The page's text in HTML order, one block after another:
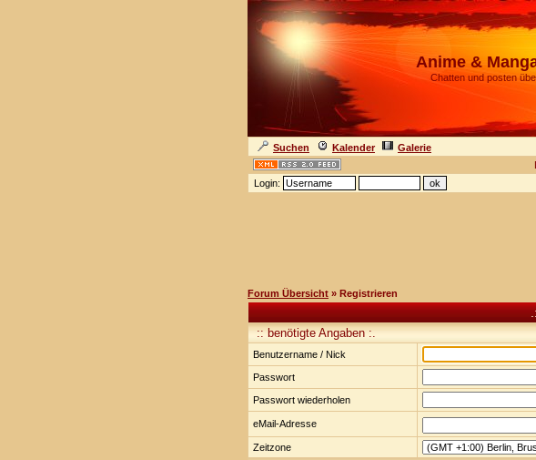
Anime &
Chatten und posten
Suchen Kalender Galerie
Login:
Forum Übersicht » Registrieren
:: benötigte Angaben :.
Benutzername / Nick
Passwort
Passwort wiederholen
eMail-Adresse
Zeitzone